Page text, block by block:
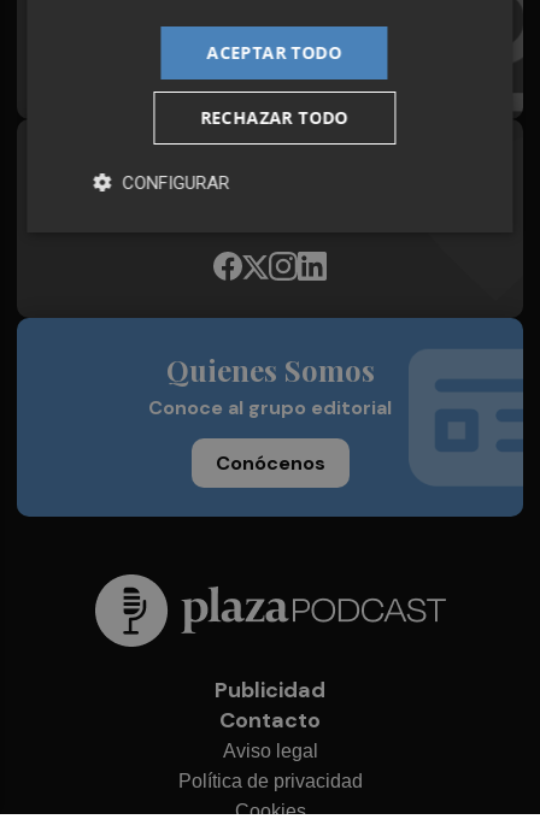
¡Quiero suscribirme!
Síguenos en redes
Quienes Somos
Conoce al grupo editorial
Conócenos
Publicidad
Contacto
Aviso legal
Política de privacidad
Cookies
ACEPTAR TODO
RECHAZAR TODO
CONFIGURAR